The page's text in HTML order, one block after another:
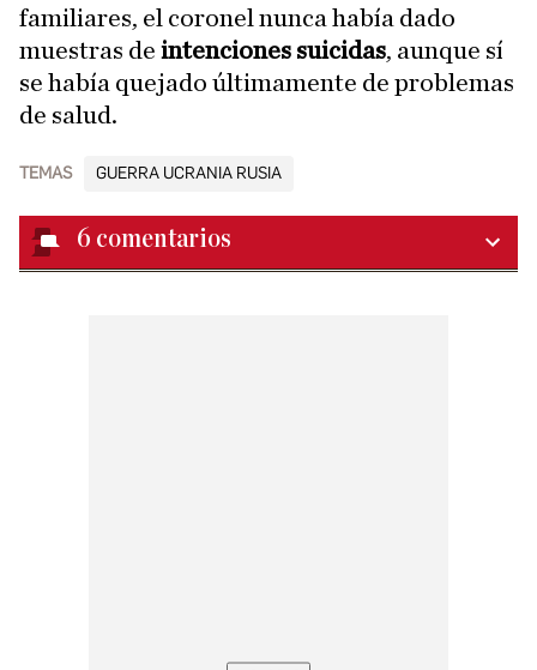
familiares, el coronel nunca había dado
muestras de intenciones suicidas, aunque sí
se había quejado últimamente de problemas
de salud.
TEMAS GUERRA UCRANIA RUSIA
6 comentarios